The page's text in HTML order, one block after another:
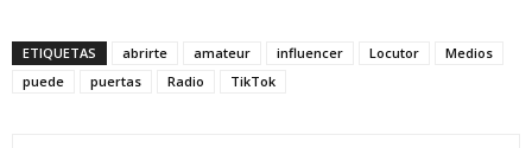
ETIQUETAS abrirte amateur influencer Locutor
Medios
puede
puertas Radio TikTok